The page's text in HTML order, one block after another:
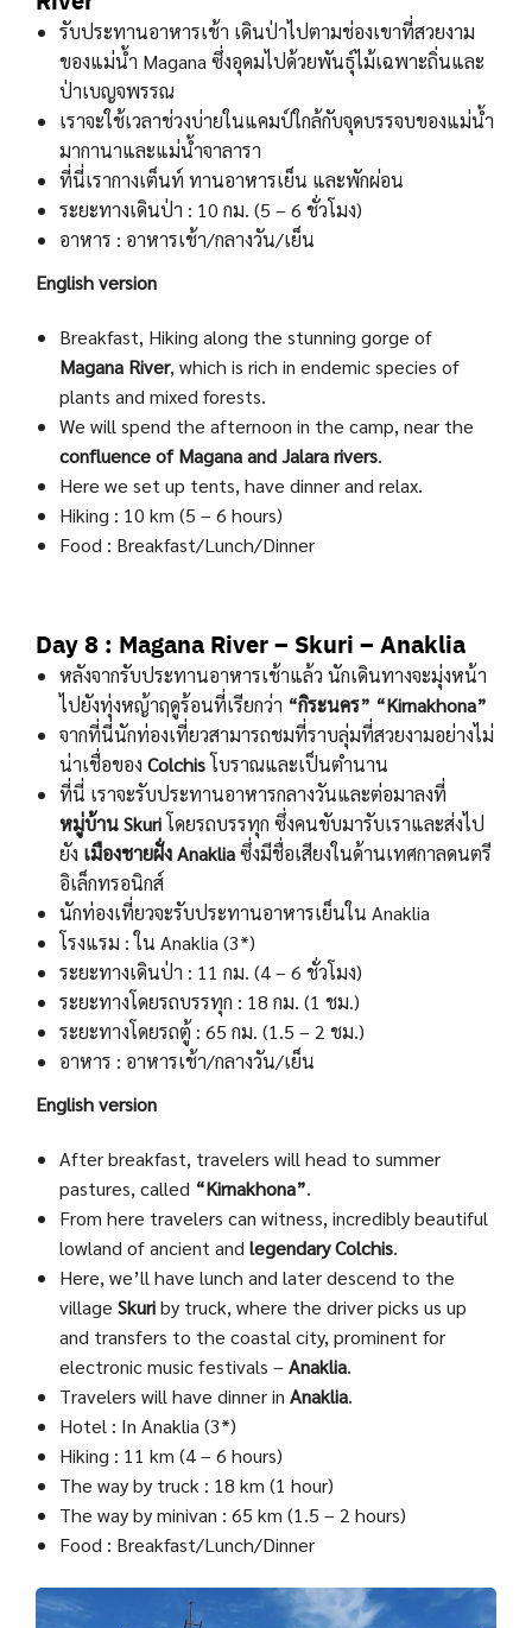
รับประทานอาหารเช้า เดินป่าไปตามช่องเขาที่สวยงาม
ของแม่น้ำ Magana ซึ่งอุดมไปด้วยพันธุ์ไม้เฉพาะถิ่นและ
ป่าเบญจพรรณ
เราจะใช้เวลาช่วงบ่ายในแคมป์ใกล้กับจุดบรรจบของแม่น้ำ
มากานาและแม่น้ำจาลารา
ที่นี่เรากางเต็นท์ ทานอาหารเย็น และพักผ่อน
ระยะทางเดินป่า : 10 กม. (5 – 6 ชั่วโมง)
อาหาร : อาหารเช้า/กลางวัน/เย็น
English version
Breakfast, Hiking along the stunning gorge of
Magana River, which is rich in endemic species of
plants and mixed forests.
We will spend the afternoon in the camp, near the
confluence of Magana and Jalara rivers.
Here we set up tents, have dinner and relax.
Hiking : 10 km (5 – 6 hours)
Food : Breakfast/Lunch/Dinner
Day 8 : Magana River – Skuri – Anaklia
หลังจากรับประทานอาหารเช้าแล้ว นักเดินทางจะมุ่งหน้า
ไปยังทุ่งหญ้าฤดูร้อนที่เรียกว่า “กิระนคร” “Kirnakhona”
จากที่นี่นักท่องเที่ยวสามารถชมที่ราบลุ่มที่สวยงามอย่างไม่
น่าเชื่อของ Colchisโบราณและเป็นตำนาน
ที่นี่ เราจะรับประทานอาหารกลางวันและต่อมาลงที่
หมู่บ้าน Skuriโดยรถบรรทุก ซึ่งคนขับมารับเราและส่งไป
ยัง เมืองชายฝั่ง Anakliaซึ่งมีชื่อเสียงในด้านเทศกาลดนตรี
อิเล็กทรอนิกส์
นักท่องเที่ยวจะรับประทานอาหารเย็นใน Anaklia
โรงแรม : ใน Anaklia (3*)
ระยะทางเดินป่า : 11 กม. (4 – 6 ชั่วโมง)
ระยะทางโดยรถบรรทุก : 18 กม. (1 ชม.)
ระยะทางโดยรถตู้ : 65 กม. (1.5 – 2 ชม.)
อาหาร : อาหารเช้า/กลางวัน/เย็น
English version
After breakfast, travelers will head to summer
pastures, called “Kirnakhona”.
From here travelers can witness, incredibly beautiful
lowland of ancient and legendary Colchis.
Here, we’ll have lunch and later descend to the
village Skuriby truck, where the driver picks us up
and transfers to the coastal city, prominent for
electronic music festivals – Anaklia.
Travelers will have dinner in Anaklia.
Hotel : In Anaklia (3*)
Hiking : 11 km (4 – 6 hours)
The way by truck : 18 km (1 hour)
The way by minivan : 65 km (1.5 – 2 hours)
Food : Breakfast/Lunch/Dinner